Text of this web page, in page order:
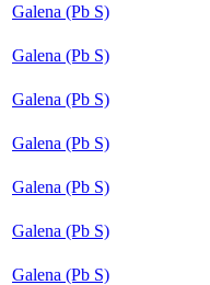
Galena (Pb S)
Galena (Pb S)
Galena (Pb S)
Galena (Pb S)
Galena (Pb S)
Galena (Pb S)
Galena (Pb S)